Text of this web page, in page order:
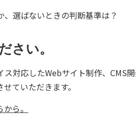
選ばないときの判断基準は？
さい。
対応したWebサイト制作、CMS
ていただきます。
ら。